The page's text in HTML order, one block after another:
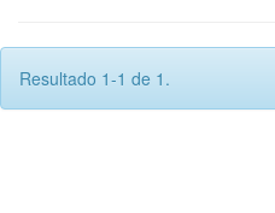
Resultado 1-1 de 1.